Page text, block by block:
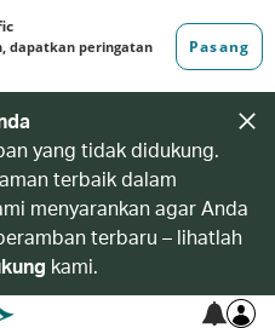
yang tidak didukung.
terbaik dalam
menyarankan agar Anda
terbaru – lihatlah
kami.